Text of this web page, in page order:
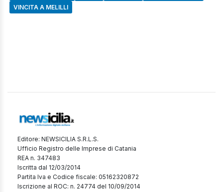
VINCITA A MELILLI
Editore: NEWSICILIA S.R.L.S.
Ufficio Registro delle Imprese di Catania
REA n. 347483
Iscritta dal 12/03/2014
Partita Iva e Codice fiscale: 05162320872
Iscrizione al ROC: n. 24774 del 10/09/2014